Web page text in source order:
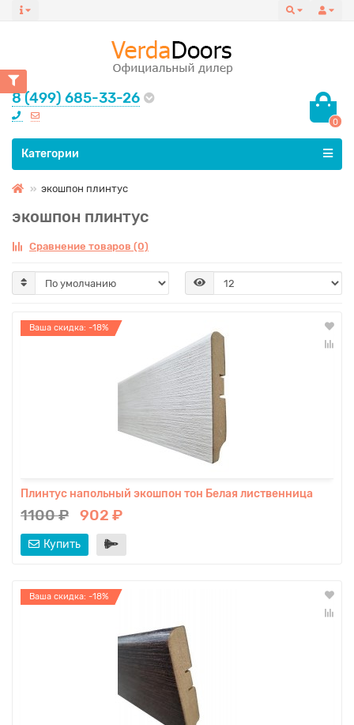
8 (499) 685-33-26
0
Все категории
Категории
экошпон плинтус
экошпон плинтус
Сравнение товаров (0)
Ваша скидка: -18%
Плинтус напольный экошпон тон Белая лиственница
1100 ₽ 902 ₽
Купить
Ваша скидка: -18%